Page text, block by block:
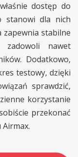
dostęp do
stanowi dla nich
zapewnia stabilne
zadowoli nawet
Dodatkowo,
testowy, dzięki
sprawdzić,
korzystanie
przekonać
Airmax.